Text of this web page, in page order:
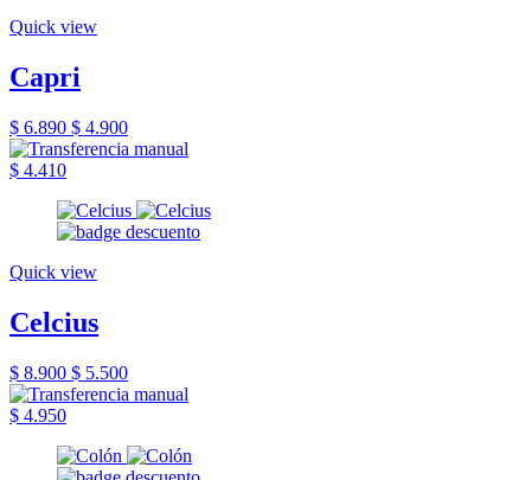
Quick view
Capri
$ 6.890 $ 4.900
$ 4.410
Quick view
Celcius
$ 8.900 $ 5.500
$ 4.950